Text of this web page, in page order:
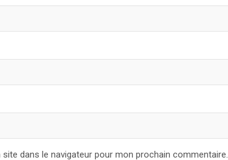
dans le navigateur pour mon prochain commentaire.